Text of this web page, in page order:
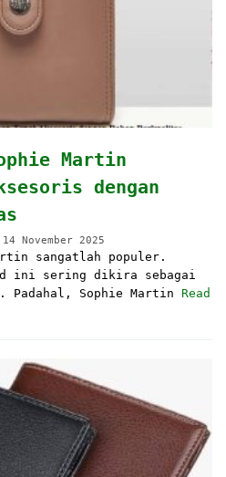
Martin
dengan
14 November 2025
sangatlah populer.
ini sering dikira sebagai
Padahal, Sophie Martin Read